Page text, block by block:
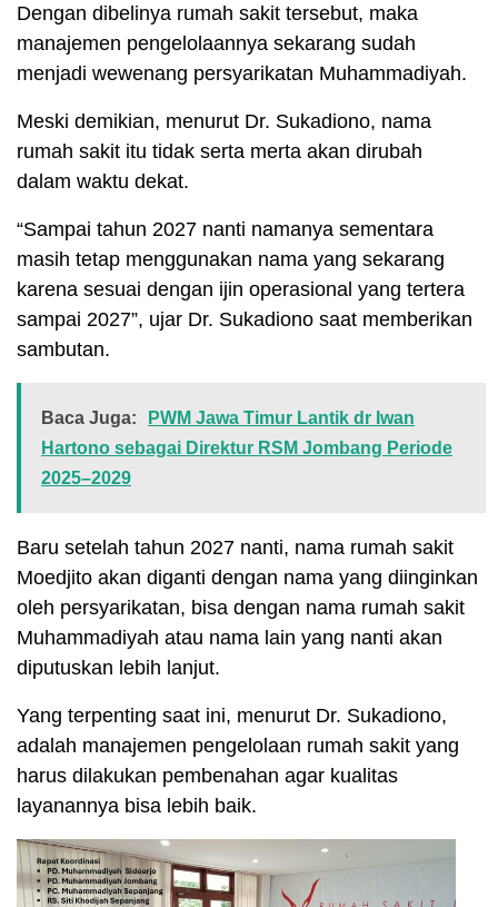
Dengan dibelinya rumah sakit tersebut, maka
manajemen pengelolaannya sekarang sudah
menjadi wewenang persyarikatan Muhammadiyah.
Meski demikian, menurut Dr. Sukadiono, nama
rumah sakit itu tidak serta merta akan dirubah
dalam waktu dekat.
“Sampai tahun 2027 nanti namanya sementara
masih tetap menggunakan nama yang sekarang
karena sesuai dengan ijin operasional yang tertera
sampai 2027”, ujar Dr. Sukadiono saat memberikan
sambutan.
Baca Juga:
PWM Jawa Timur Lantik dr Iwan
Hartono sebagai Direktur RSM Jombang Periode
2025–2029
Baru setelah tahun 2027 nanti, nama rumah sakit
Moedjito akan diganti dengan nama yang diinginkan
oleh persyarikatan, bisa dengan nama rumah sakit
Muhammadiyah atau nama lain yang nanti akan
diputuskan lebih lanjut.
Yang terpenting saat ini, menurut Dr. Sukadiono,
adalah manajemen pengelolaan rumah sakit yang
harus dilakukan pembenahan agar kualitas
layanannya bisa lebih baik.